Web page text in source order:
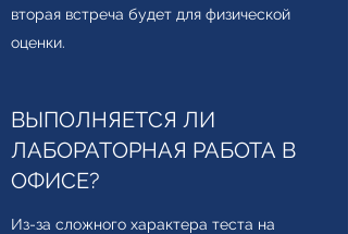
вторая встреча будет для физической
оценки.
ВЫПОЛНЯЕТСЯ ЛИ
ЛАБОРАТОРНАЯ РАБОТА В
ОФИСЕ?
Из-за сложного характера теста на